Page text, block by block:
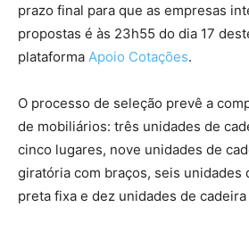
prazo final para que as empresas
propostas é às 23h55 do dia 17
plataforma Apoio Cotações.
O processo de seleção prevê a
de mobiliários: três unidades de
cinco lugares, nove unidades de
giratória com braços, seis unidades
preta fixa e dez unidades de